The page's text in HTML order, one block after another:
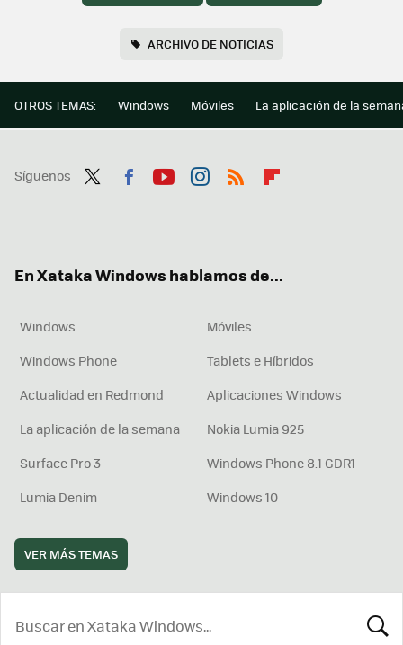
ARCHIVO DE NOTICIAS
OTROS TEMAS: Windows Móviles La aplicación de la
Síguenos
En Xataka Windows hablamos de...
Windows
Móviles
Windows Phone
Tablets e Híbridos
Actualidad en Redmond
Aplicaciones Windows
La aplicación de la semana
Nokia Lumia 925
Surface Pro 3
Windows Phone 8.1 GDR1
Lumia Denim
Windows 10
VER MÁS TEMAS